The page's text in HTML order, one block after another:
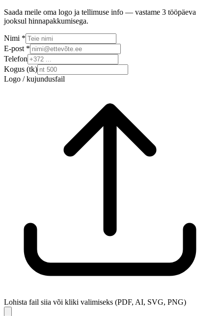
Saada meile oma logo ja tellimuse info — vastame 3 tööpäeva
jooksul hinnapakkumisega.
Nimi *
E-post *
Telefon
Kogus (tk)
Logo / kujundusfail
Lohista fail siia või kliki valimiseks (PDF, AI, SVG, PNG)